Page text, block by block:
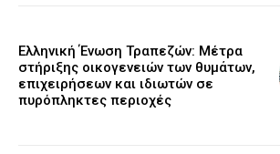
Ελληνική Ένωση Τραπεζών: Μέτρα
στήριξης οικογενειών των θυμάτων,
επιχειρήσεων και ιδιωτών σε
πυρόπληκτες περιοχές